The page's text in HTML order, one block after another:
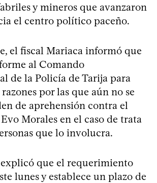
y mineros que avanzaron
el centro político paceño.
el fiscal Mariaca informó que
al Comando
de la Policía de Tarija para
por las que aún no se
de aprehensión contra el
Morales en el caso de trata
que lo involucra.
que el requerimiento
lunes y establece un plazo de